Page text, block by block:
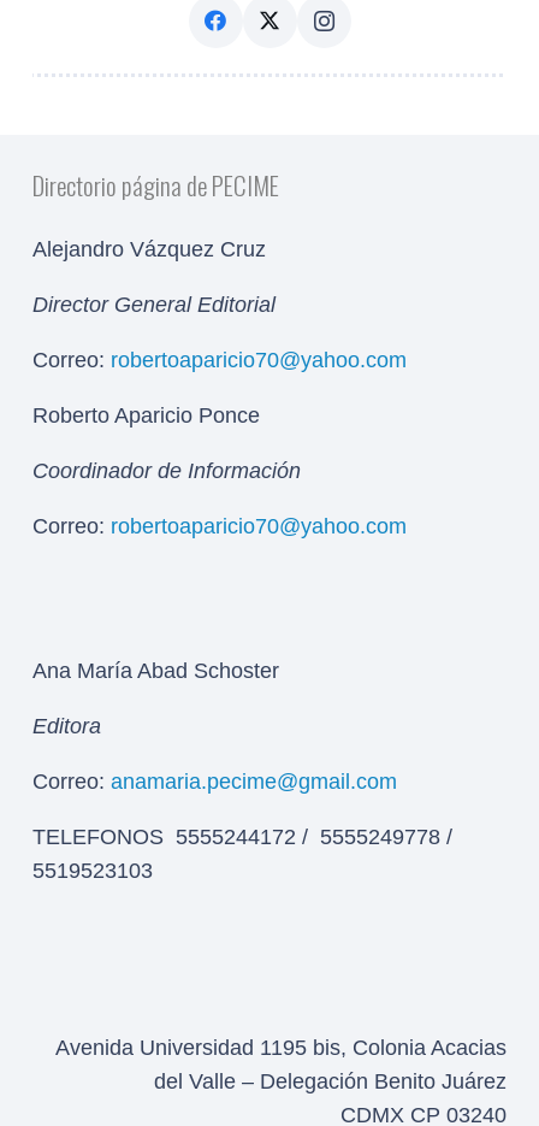
Directorio página de PECIME
Alejandro Vázquez Cruz
Director General Editorial
Correo: robertoaparicio70@yahoo.com
Roberto Aparicio Ponce
Coordinador de Información
Correo: robertoaparicio70@yahoo.com
Ana María Abad Schoster
Editora
Correo: anamaria.pecime@gmail.com
TELEFONOS 5555244172 / 5555249778 /
5519523103
Avenida Universidad 1195 bis, Colonia Acacias
del Valle – Delegación Benito Juárez
CDMX CP 03240